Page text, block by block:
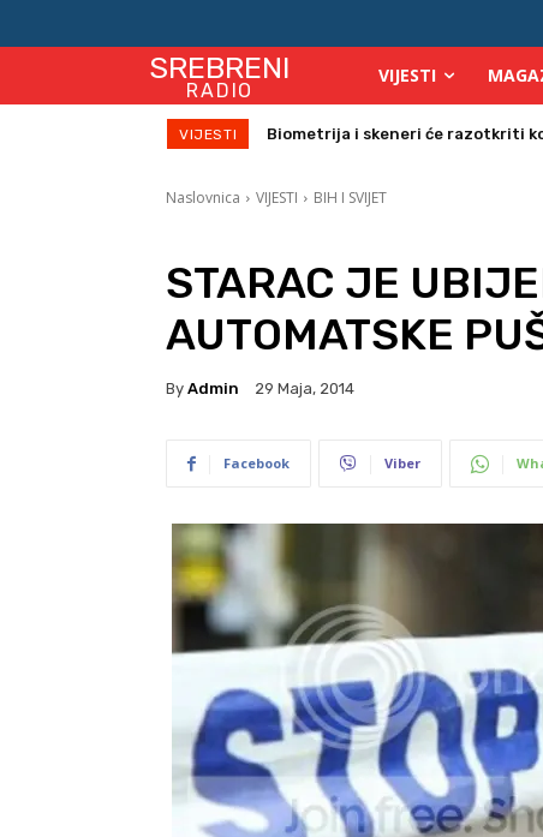
SREBRENI
RADIO
VIJESTI
VIJESTI Biometrija i skeneri će razotkriti
Počinje isplata julskih naknada
Naslovnica VIJESTI BIH I SVIJET
STARAC JE
AUTOMATSKE
By Admin 29 Maja, 2014
Facebook Viber